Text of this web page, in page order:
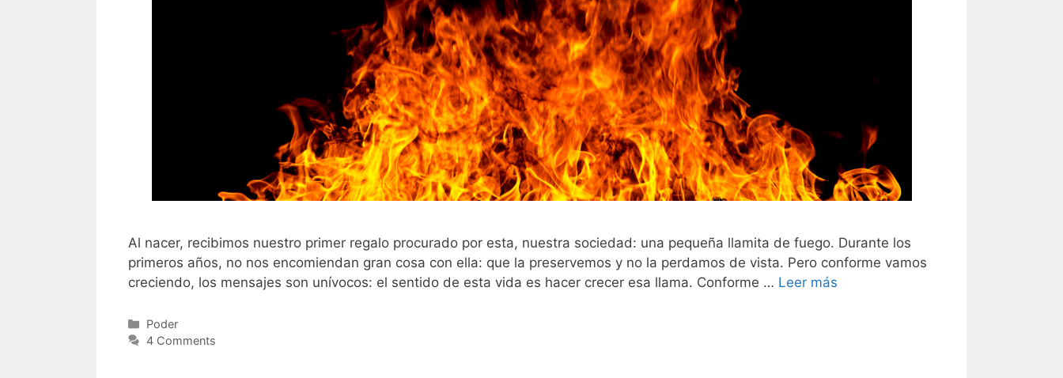
Al nacer, recibimos nuestro primer regalo procurado por esta, nuestra sociedad: una pequeña llamita de fuego. Durante los
primeros años, no nos encomiendan gran cosa con ella: que la preservemos y no la perdamos de vista. Pero conforme vamos
creciendo, los mensajes son unívocos: el sentido de esta vida es hacer crecer esa llama. Conforme … Leer más
Categories
Poder
4 Comments